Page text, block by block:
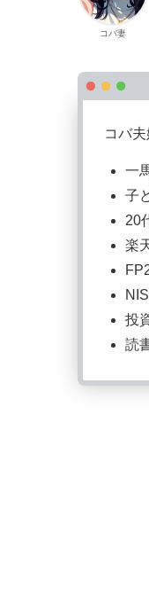
コバ妻
コバ
一
子
20
楽
投
読